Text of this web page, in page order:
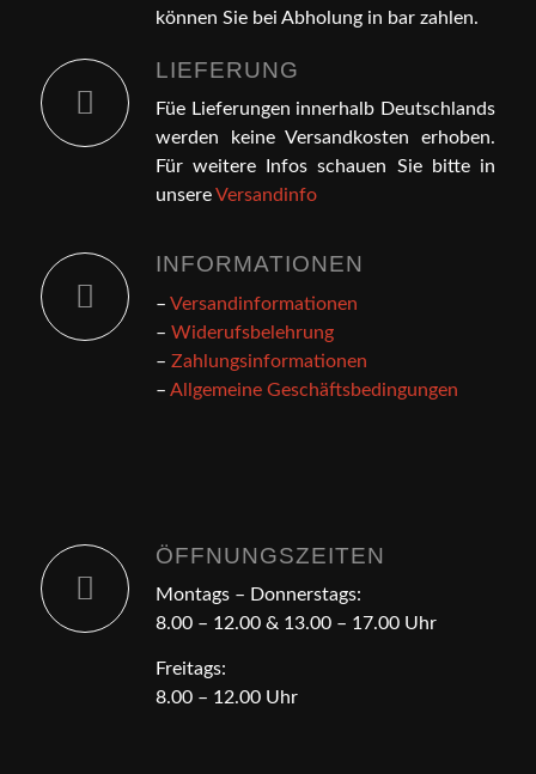
können Sie bei Abholung in bar zahlen.
LIEFERUNG
Füe Lieferungen innerhalb Deutschlands
werden keine Versandkosten erhoben.
Für weitere Infos schauen Sie bitte in
unsereVersandinfo
INFORMATIONEN
– Versandinformationen
– Widerufsbelehrung
– Zahlungsinformationen
– Allgemeine Geschäftsbedingungen
ÖFFNUNGSZEITEN
Montags – Donnerstags:
8.00 – 12.00 & 13.00 – 17.00 Uhr
Freitags:
8.00 – 12.00 Uhr